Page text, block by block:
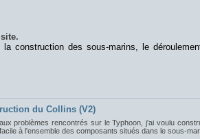
construction des sous-marins, le
du Collins (V2)
problèmes rencontrés sur le Typhoon, j'ai voulu
à l'ensemble des composants situés dans le sous-